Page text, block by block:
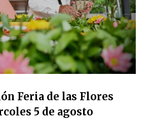
Feria de las Flores
5 de agosto